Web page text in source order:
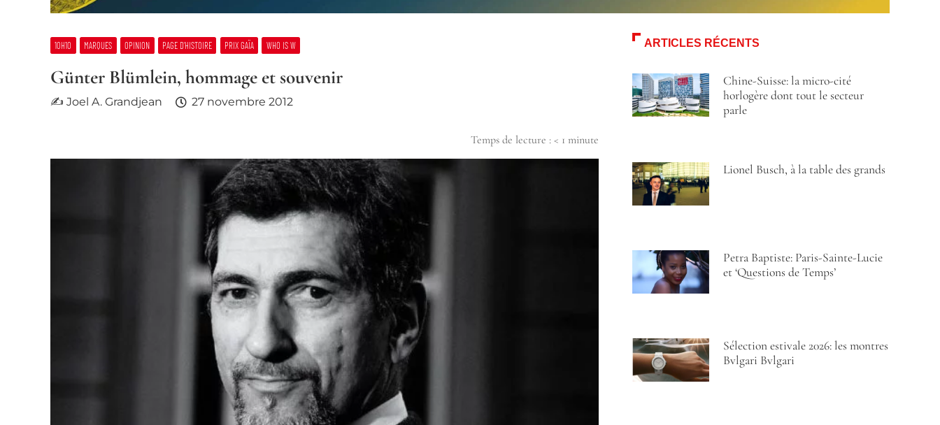
10H10 MARQUES OPINION PAGE D’HISTOIRE PRIX GAÏA WHO IS W
Günter Blümlein, hommage et souvenir
✍ Joel A. Grandjean 27 novembre 2012
Temps de lecture : < 1 minute
ARTICLES RÉCENTS
Chine-Suisse: la micro-cité
horlogère dont tout le secteur
parle
Lionel Busch, à la table des grands
Petra Baptiste: Paris-Sainte-Lucie
et ‘Questions de Temps’
Sélection estivale 2026: les montres
Bvlgari Bvlgari